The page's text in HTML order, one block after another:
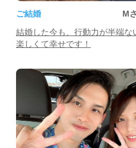
ご結婚
M
結婚した今も、行動力が半端な
楽しくて幸せです！